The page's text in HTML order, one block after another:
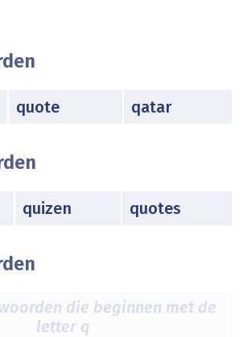
quote qatar
quizen quotes
die beginnen met de
letter q